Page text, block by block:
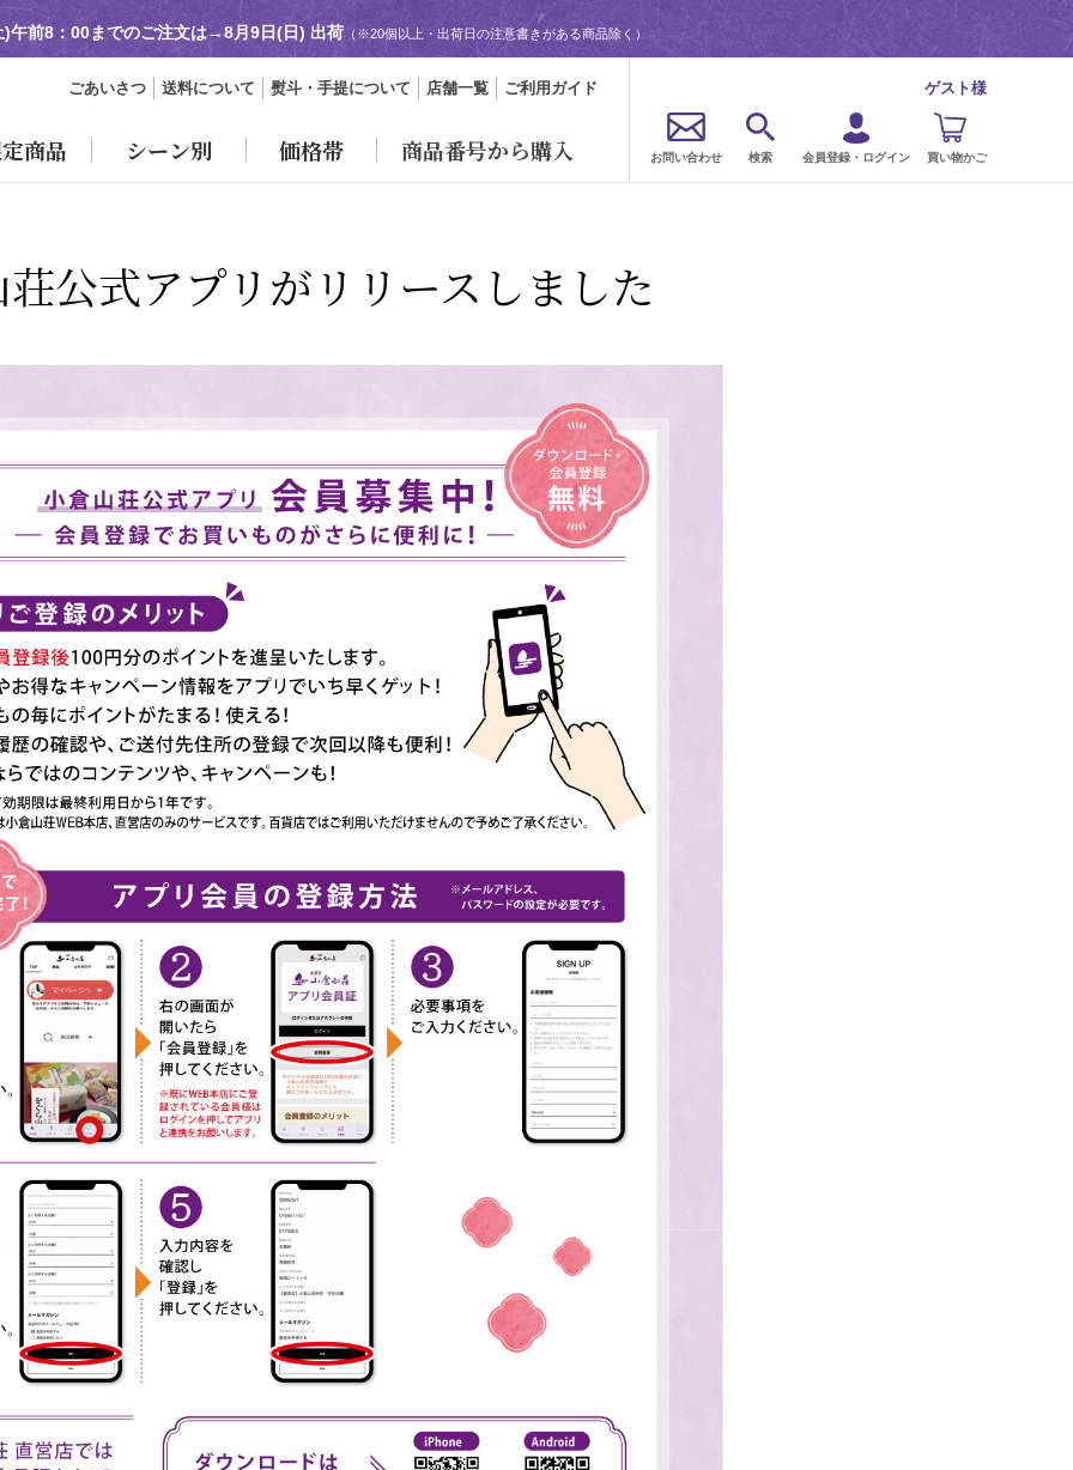
)午前8：00までのご注文は→8月9日(日) 出荷 （※20個以上・出荷日の注意書きがある商品除く）
ごあいさつ 送料について 熨斗・手提について 店舗一覧 ご利用ガイド
商品 シーン別 価格帯 商品番号から購入
ゲスト様
お問い合わせ 検索 会員登録・ログイン 買い物かご
公式アプリがリリースしました